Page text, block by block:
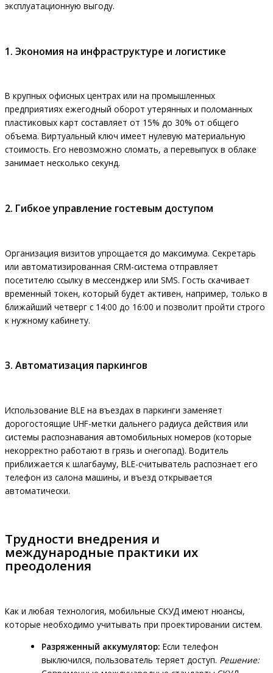
эксплуатационную выгоду.
1. Экономия на инфраструктуре и логистике
В крупных офисных центрах или на промышленных
предприятиях ежегодный оборот утерянных и поломанных
пластиковых карт составляет от 15% до 30% от общего
объема. Виртуальный ключ имеет нулевую материальную
стоимость. Его невозможно сломать, а перевыпуск в облаке
занимает несколько секунд.
2. Гибкое управление гостевым доступом
Организация визитов упрощается до максимума. Секретарь
или автоматизированная CRM-система отправляет
посетителю ссылку в мессенджер или SMS. Гость скачивает
временный токен, который будет активен, например, только в
ближайший четверг с 14:00 до 16:00 и позволит пройти строго
к нужному кабинету.
3. Автоматизация паркингов
Использование BLE на въездах в паркинги заменяет
дорогостоящие UHF-метки дальнего радиуса действия или
системы распознавания автомобильных номеров (которые
некорректно работают в грязь и снегопад). Водитель
приближается к шлагбауму, BLE-считыватель распознает его
телефон из салона машины, и въезд открывается
автоматически.
Трудности внедрения и
международные практики их
преодоления
Как и любая технология, мобильные СКУД имеют нюансы,
которые необходимо учитывать при проектировании систем.
Разряженный аккумулятор: Если телефон
выключился, пользователь теряет доступ. Решение: